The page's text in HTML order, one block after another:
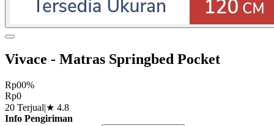
Vivace - Matras Springbed Pocket
Rp00%
Rp0
20 Terjual|★ 4.8
Info Pengiriman